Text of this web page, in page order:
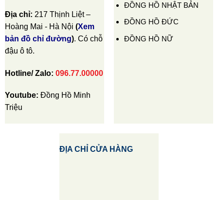
Địa chỉ: 217 Thịnh Liệt –
Hoàng Mai - Hà Nội (Xem
bản đồ chỉ đường). Có chỗ
đậu ô tô.
Hotline/ Zalo: 096.77.00000
Youtube: Đồng Hồ Minh
Triệu
ĐỒNG HỒ NHẬT BẢN
ĐỒNG HỒ ĐỨC
ĐỒNG HỒ NỮ
ĐỊA CHỈ CỬA HÀNG